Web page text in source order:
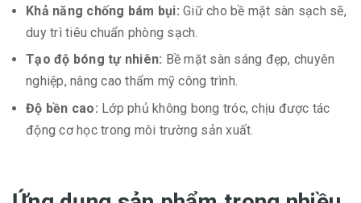
Khả năng chống bám bụi: Giữ cho bề mặt sàn sạch sẽ,
duy trì tiêu chuẩn phòng sạch.
Tạo độ bóng tự nhiên: Bề mặt sàn sáng đẹp, chuyên
nghiệp, nâng cao thẩm mỹ công trình.
Độ bền cao: Lớp phủ không bong tróc, chịu được tác
động cơ học trong môi trường sản xuất.